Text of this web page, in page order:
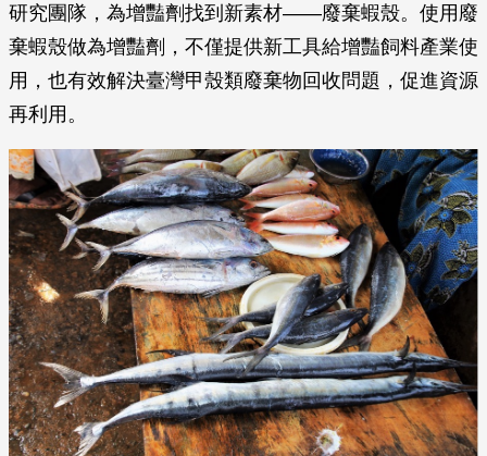
研究團隊，為增豔劑找到新素材——廢棄蝦殼。使用廢
棄蝦殼做為增豔劑，不僅提供新工具給增豔飼料產業使
用，也有效解決臺灣甲殼類廢棄物回收問題，促進資源
再利用。